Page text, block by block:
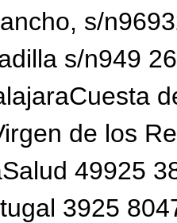
s/
s/n949
de los
49925
3925